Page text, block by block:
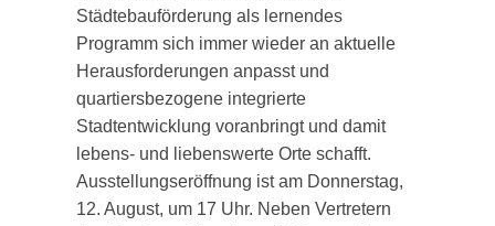
Städtebauförderung als lernendes
Programm sich immer wieder an aktuelle
Herausforderungen anpasst und
quartiersbezogene integrierte
Stadtentwicklung voranbringt und damit
lebens- und liebenswerte Orte schafft.
Ausstellungseröffnung ist am Donnerstag,
12. August, um 17 Uhr. Neben Vertretern